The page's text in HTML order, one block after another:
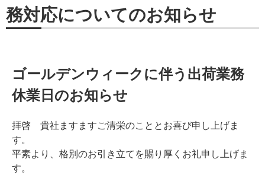
務対応についてのお知らせ
ゴールデンウィークに伴う出荷業務
休業日のお知らせ
拝啓 貴社ますますご清栄のこととお喜び申し上げま
す。
平素より、格別のお引き立てを賜り厚くお礼申し上げま
す。